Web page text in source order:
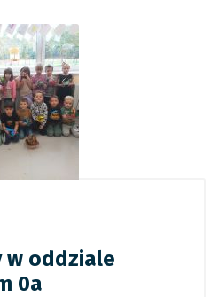
w oddziale
0a